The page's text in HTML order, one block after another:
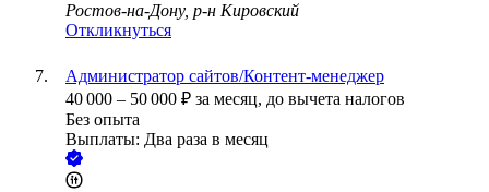
Ростов-на-Дону, р-н Кировский
Откликнуться
Администратор сайтов/Контент-менеджер
40 000 – 50 000 ₽ за месяц, до вычета налогов
Без опыта
Выплаты: Два раза в месяц